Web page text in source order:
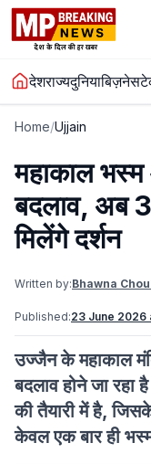
देशराज्यदुनियाबिज़नेस
Home/Ujjain
महाकाल भस्म
बदलाव, अब 3
मिलेंगे दर्शन
Written by:Bhawna
Published:23 June 2026
उज्जैन के महाकाल
बदलाव होने जा रहा
की तैयारी में है,
केवल एक बार ही